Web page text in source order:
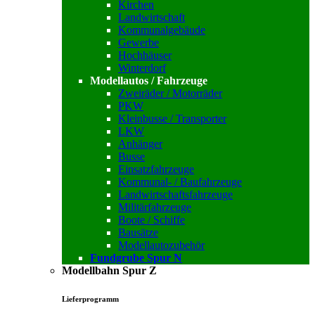
Kirchen
Landwirtschaft
Kommunalgebäude
Gewerbe
Hochhäuser
Winterdorf
Modellautos / Fahrzeuge
Zweiräder / Motorräder
PKW
Kleinbusse / Transporter
LKW
Anhänger
Busse
Einsatzfahrzeuge
Kommunal- / Baufahrzeuge
Landwirtschaftsfahrzeuge
Militärfahrzeuge
Boote / Schiffe
Bausätze
Modellautozubehör
Fundgrube Spur N
Modellbahn Spur Z
Lieferprogramm